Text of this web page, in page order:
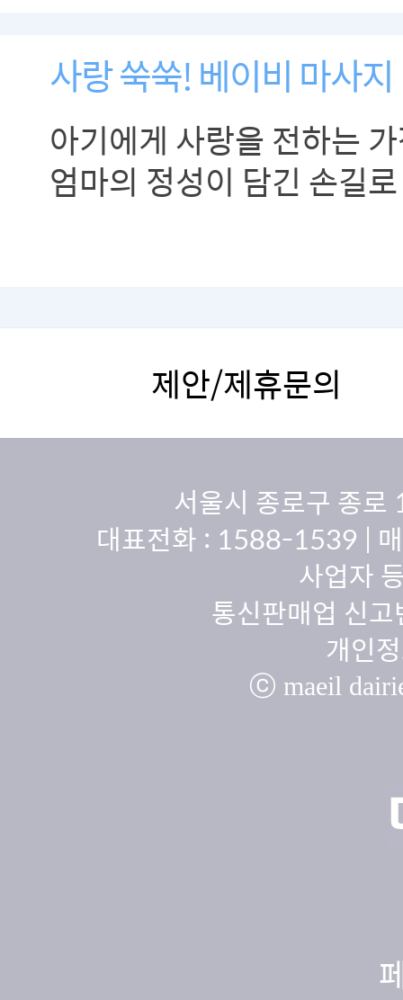
사랑 쑥쑥! 베이비 마사지
아기에게 사랑을 전하는
엄마의 정성이 담긴 손길
제안/제휴문의
서울시 종로구 종
대표전화 : 1588-1539 |
사업자
통신판매업 신
개인
ⓒ maeil